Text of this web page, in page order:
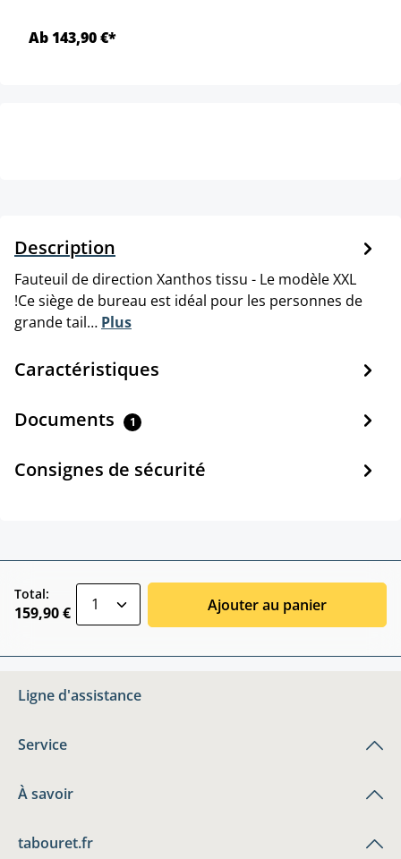
Ab 143,90 €*
Description
Fauteuil de direction Xanthos tissu - Le modèle XXL
!Ce siège de bureau est idéal pour les personnes de
grande tail… Plus
Caractéristiques
Documents 1
Consignes de sécurité
Total:
159,90 € Ajouter au panier
Ligne d'assistance
Service
À savoir
tabouret.fr